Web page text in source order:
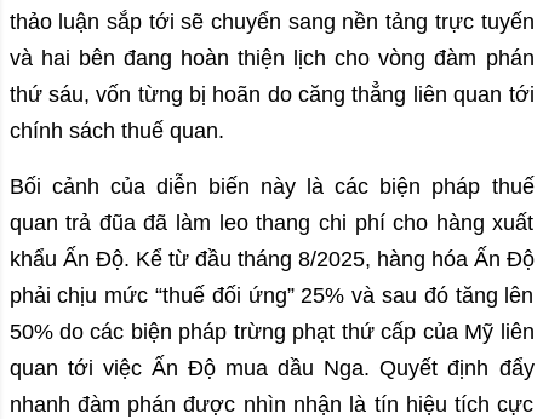
thảo luận sắp tới sẽ chuyển sang nền tảng trực tuyến
và hai bên đang hoàn thiện lịch cho vòng đàm phán
thứ sáu, vốn từng bị hoãn do căng thẳng liên quan tới
chính sách thuế quan.
Bối cảnh của diễn biến này là các biện pháp thuế
quan trả đũa đã làm leo thang chi phí cho hàng xuất
khẩu Ấn Độ. Kể từ đầu tháng 8/2025, hàng hóa Ấn Độ
phải chịu mức “thuế đối ứng” 25% và sau đó tăng lên
50% do các biện pháp trừng phạt thứ cấp của Mỹ liên
quan tới việc Ấn Độ mua dầu Nga. Quyết định đẩy
nhanh đàm phán được nhìn nhận là tín hiệu tích cực